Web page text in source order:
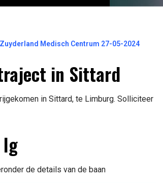
Medisch Centrum 27-05-2024
in Sittard
in Sittard, te Limburg. Solliciteer
de details van de baan